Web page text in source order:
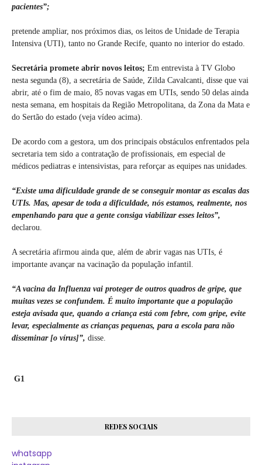
pacientes”;
pretende ampliar, nos próximos dias, os leitos de Unidade de Terapia
Intensiva (UTI), tanto no Grande Recife, quanto no interior do estado.
Secretária promete abrir novos leitos; Em entrevista à TV Globo
nesta segunda (8), a secretária de Saúde, Zilda Cavalcanti, disse que vai
abrir, até o fim de maio, 85 novas vagas em UTIs, sendo 50 delas ainda
nesta semana, em hospitais da Região Metropolitana, da Zona da Mata e
do Sertão do estado (veja vídeo acima).
De acordo com a gestora, um dos principais obstáculos enfrentados pela
secretaria tem sido a contratação de profissionais, em especial de
médicos pediatras e intensivistas, para reforçar as equipes nas unidades.
“Existe uma dificuldade grande de se conseguir montar as escalas das
UTIs. Mas, apesar de toda a dificuldade, nós estamos, realmente, nos
empenhando para que a gente consiga viabilizar esses leitos”,
declarou.
A secretária afirmou ainda que, além de abrir vagas nas UTIs, é
importante avançar na vacinação da população infantil.
“A vacina da Influenza vai proteger de outros quadros de gripe, que
muitas vezes se confundem. É muito importante que a população
esteja avisada que, quando a criança está com febre, com gripe, evite
levar, especialmente as crianças pequenas, para a escola para não
disseminar [o vírus]”, disse.
G1
REDES SOCIAIS
whatsapp